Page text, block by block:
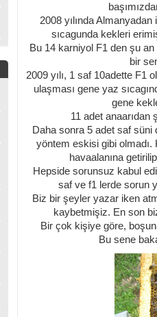
2008 yılında
sıcagunda kekleri
Bu 14 karniyol F1 den şu
bir
2009 yılı, 1 saf 10adette F1
ulaşması gene yaz
gene
11 adet anaarıdan
Daha sonra 5 adet saf süni
yöntem eskisi gibi olmadı.
havaalanına
Hepside sorunsuz kabul
saf ve f1 lerde sorun
Biz bir şeyler yazar iken
kaybetmişiz. En son
Bir çok kişiye göre,
Bu sene